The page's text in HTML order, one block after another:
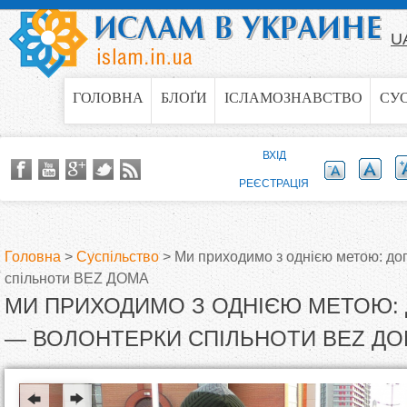
Jump to navigation
ГОЛОВНА БЛОҐИ ІСЛАМОЗНАВСТВО
В
є
Головна > Суспільство> Ми приходимо з однією метою:
спільноти BEZ ДОМА
МИ ПРИХОДИМО З ОДНІЄЮ МЕТОЮ:
— ВОЛОНТЕРКИ СПІЛЬНОТИ BEZ
ВХІД
РЕЄСТРАЦІЯ